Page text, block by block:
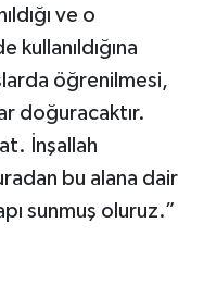
ve o
kullanıldığına
öğrenilmesi,
doğuracaktır.
İnşallah
bu alana dair
sunmuş oluruz.”